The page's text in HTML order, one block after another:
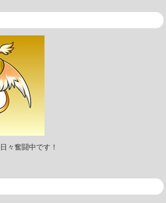
々奮闘中です！